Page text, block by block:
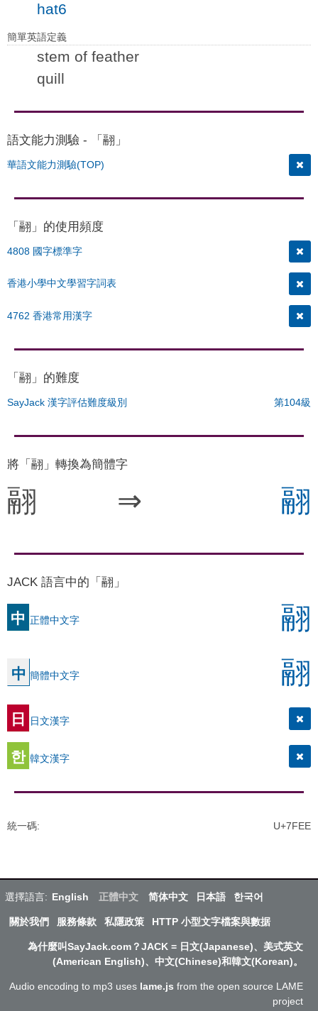
hat6
簡單英語定義
stem of feather
quill
語文能力測驗 - 「翮」
華語文能力測驗(TOP)
「翮」的使用頻度
4808 國字標準字
香港小學中文學習字詞表
4762 香港常用漢字
「翮」的難度
SayJack 漢字評估難度級別 第104級
將「翮」轉換為簡體字
翮 ⇒ 翮
JACK 語言中的「翮」
中 正體中文字 翮
中 簡體中文字 翮
日 日文漢字
한 韓文漢字
統一碼: U+7FEE
選擇語言: English 正體中文 简体中文 日本語 한국어
關於我們 服務條款 私隱政策 HTTP 小型文字檔案與數据
為什麼叫SayJack.com？JACK = 日文(Japanese)、美式英文
(American English)、中文(Chinese)和韓文(Korean)。
Audio encoding to mp3 uses lame.js from the open source LAME
project